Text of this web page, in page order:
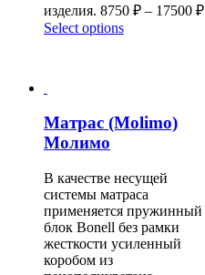
изделия. 8750 ₽ – 17500 ₽
Select options
Матрас (Molimo)
Молимо
В качестве несущей
системы матраса
применяется пружинный
блок Bonell без рамки
жесткости усиленный
коробом из